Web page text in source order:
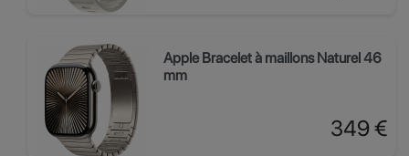
Apple Bracelet à maillons Naturel 46
mm
Prix
349 €